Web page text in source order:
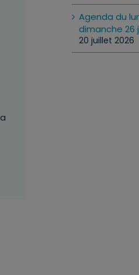
Agenda du
dimanche 26
20 juillet 2026